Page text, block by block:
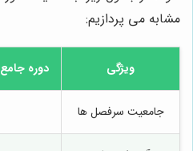
مشابه می پردازیم:
ویژگی دوره
جامعیت سرفصل ها